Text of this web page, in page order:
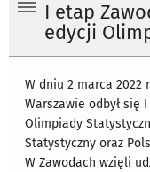
I etap
edycji
W dniu 2 marca 2022
Warszawie odbył się
Olimpiady
Statystyczny oraz
W Zawodach wzięli